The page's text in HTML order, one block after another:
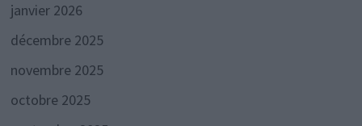
janvier 2026
décembre 2025
novembre 2025
octobre 2025